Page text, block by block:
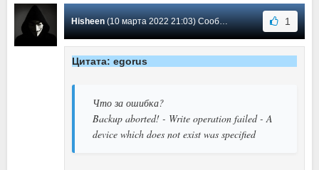
Hisheen(10 марта 2022 21:03) Сообщение #491 1
Цитата: egorus
Что за ошибка?
Backup aborted! - Write operation failed - A
device which does not exist was specified